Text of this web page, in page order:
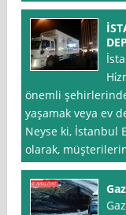
önemli
yaşamak veya ev
Neyse ki, İstanbul
olarak,